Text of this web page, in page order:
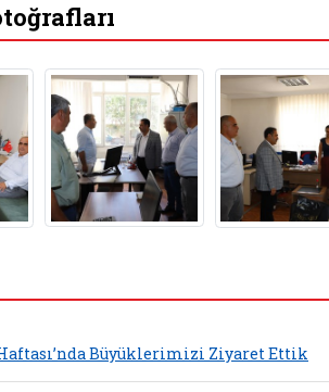
Büyüklerimizi Ziyaret Ettik